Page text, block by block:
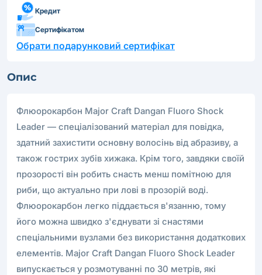
Кредит
Сертифікатом
Обрати подарунковий сертифікат
Опис
Флюорокарбон Major Craft Dangan Fluoro Shock
Leader — спеціалізований матеріал для повідка,
здатний захистити основну волосінь від абразиву, а
також гострих зубів хижака. Крім того, завдяки своїй
прозорості він робить снасть менш помітною для
риби, що актуально при лові в прозорій воді.
Флюорокарбон легко піддається в'язанню, тому
його можна швидко з'єднувати зі снастями
спеціальними вузлами без використання додаткових
елементів. Major Craft Dangan Fluoro Shock Leader
випускається у розмотуванні по 30 метрів, які